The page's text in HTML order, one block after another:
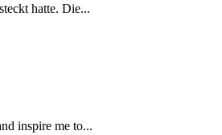
hatte. Die...
inspire me to...